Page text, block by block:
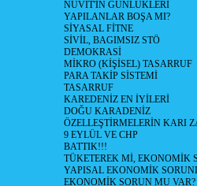
NÜVİT'İN GÜNLÜKLERİ
YAPILANLAR BOŞA MI?
SİYASAL FİTNE
SİVİL, BAGIMSIZ STÖ
DEMOKRASİ
MİKRO (KİŞİSEL) TASARRUF
PARA TAKİP SİSTEMİ
TASARRUF
KAREDENİZ EN İYİLERİ
DOĞU KARADENİZ
ÖZELLEŞTİRMELERİN KARI
9 EYLÜL VE CHP
BATTIK!!!
TÜKETEREK Mİ, EKONOMİK
YAPISAL EKONOMİK
EKONOMİK SORUN MU VAR?